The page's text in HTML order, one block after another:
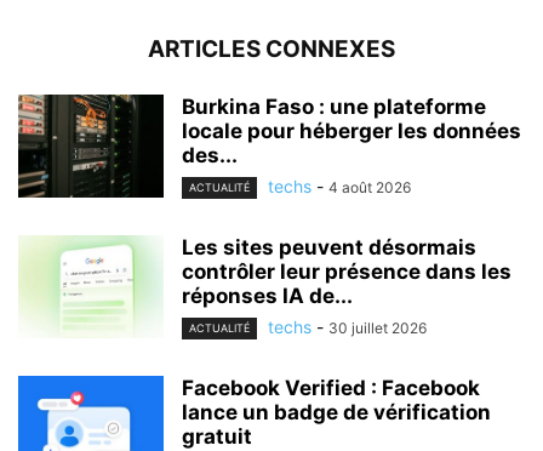
ARTICLES CONNEXES
Burkina Faso : une plateforme
locale pour héberger les données
des...
ACTUALITÉ techs - 4 août 2026
Les sites peuvent désormais
contrôler leur présence dans les
réponses IA de...
ACTUALITÉ techs - 30 juillet 2026
Facebook Verified : Facebook
lance un badge de vérification
gratuit